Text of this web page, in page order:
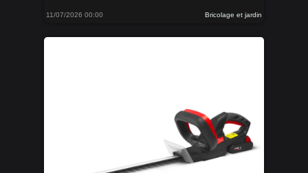
11/07/2026 00:00 Bricolage et jardin